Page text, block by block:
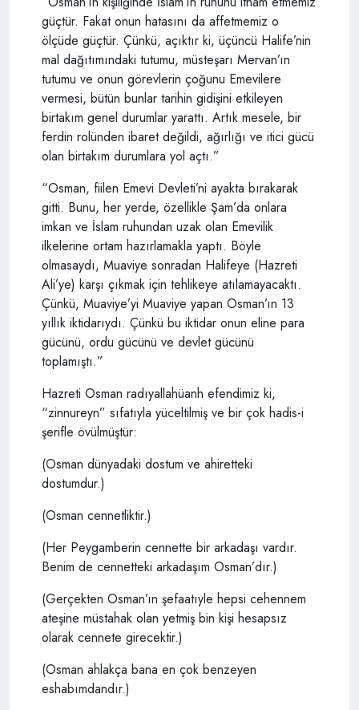
güçtür. Fakat onun hatasını da affetmemiz o
ölçüde güçtür. Çünkü, açıktır ki, üçüncü Halife’nin
mal dağıtımındaki tutumu, müsteşarı Mervan’ın
tutumu ve onun görevlerin çoğunu Emevilere
vermesi, bütün bunlar tarihin gidişini etkileyen
birtakım genel durumlar yarattı. Artık mesele, bir
ferdin rolünden ibaret değildi, ağırlığı ve itici gücü
olan birtakım durumlara yol açtı.”
“Osman, fiilen Emevi Devleti’ni ayakta bırakarak
gitti. Bunu, her yerde, özellikle Şam’da onlara
imkan ve İslam ruhundan uzak olan Emevilik
ilkelerine ortam hazırlamakla yaptı. Böyle
olmasaydı, Muaviye sonradan Halifeye (Hazreti
Ali’ye) karşı çıkmak için tehlikeye atılamayacaktı.
Çünkü, Muaviye’yi Muaviye yapan Osman’ın 13
yıllık iktidarıydı. Çünkü bu iktidar onun eline para
gücünü, ordu gücünü ve devlet gücünü
toplamıştı.”
Hazreti Osman radıyallahüanh efendimiz ki,
“zinnureyn” sıfatıyla yüceltilmiş ve bir çok hadis-i
şerifle övülmüştür:
(Osman dünyadaki dostum ve ahiretteki
dostumdur.)
(Osman cennetliktir.)
(Her Peygamberin cennette bir arkadaşı vardır.
Benim de cennetteki arkadaşım Osman’dır.)
(Gerçekten Osman’ın şefaatıyle hepsi cehennem
ateşine müstahak olan yetmiş bin kişi hesapsız
olarak cennete girecektir.)
(Osman ahlakça bana en çok benzeyen
eshabımdandır.)